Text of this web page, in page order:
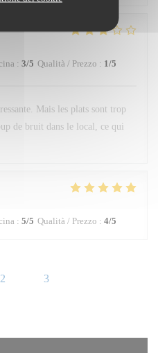
: 3/5 Qualità / Prezzo : 1/5
Mais les plats sont trop
de bruit dans le local, ce qui
: 5/5 Qualità / Prezzo : 4/5
2 3